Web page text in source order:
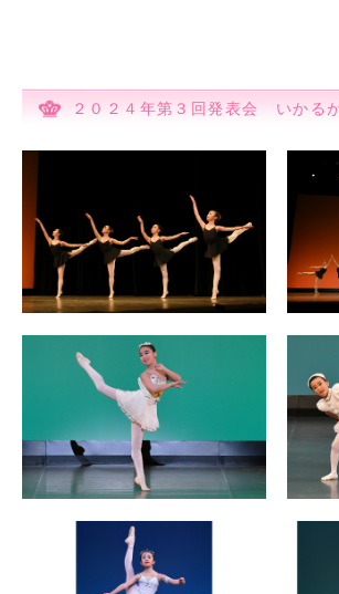
２０２４年第３回発表会 いかる